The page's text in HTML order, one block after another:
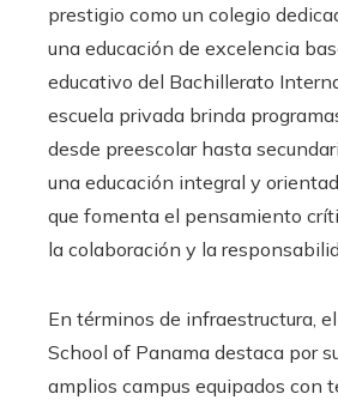
prestigio como un colegio
una educación de excelencia
educativo del Bachillerato
escuela privada brinda
desde preescolar hasta
una educación integral y
que fomenta el pensamiento
la colaboración y la
En términos de infraestructura,
School of Panama destaca por
amplios campus equipados con